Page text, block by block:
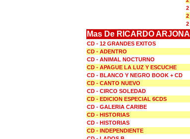
2
2
2
Mas De RICARDO ARJONA
CD - 12 GRANDES EXITOS
CD - ADENTRO
CD - ANIMAL NOCTURNO
CD - APAGUE LA LUZ Y ESCUCHE
CD - BLANCO Y NEGRO BOOK + CD
CD - CANTO NUEVO
CD - CIRCO SOLEDAD
CD - EDICION ESPECIAL 6CDS
CD - GALERIA CARIBE
CD - HISTORIAS
CD - HISTORIAS
CD - INDEPENDIENTE